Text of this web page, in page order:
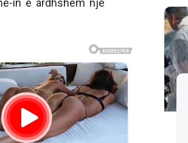
in e ardhshëm një